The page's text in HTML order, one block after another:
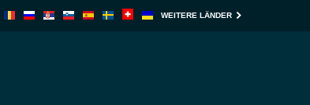
WEITERE LÄNDER